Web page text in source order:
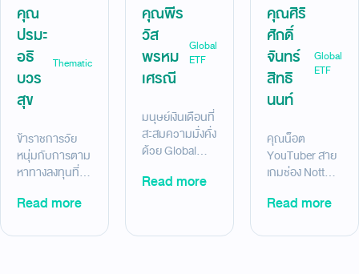
ก.พ.68)
คุณ
ปรมะ
อธิ
บวร
สุข
Thematic
ข้าราชการวัย
หนุ่มกับการตาม
หาทางลงทุนที่
ใน Thematic
เขา +49.26%
Read more
คุณพีร
วัส
พรหม
เศรณี
Global
ETF
มนุษย์เงินเดือนที่
สะสมความมั่งคั่ง
ด้วย Global
+58.73% (8
Read more
คุณศิริ
ศักดิ์
จันทร์
สิทธิ
นนท์
Global
ETF
คุณน็อต
YouTuber สาย
เกมช่อง NottO
อย่าง “เบาใจ” ใน
ตอบแทน
Read more